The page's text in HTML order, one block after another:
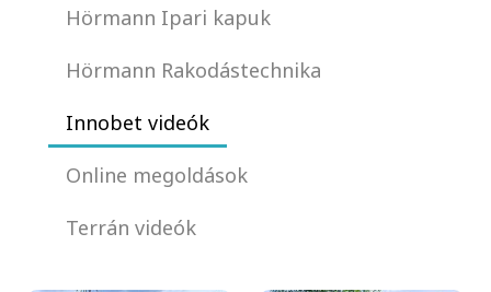
Hörmann Ipari kapuk
Hörmann Rakodástechnika
Innobet videók
Online megoldások
Terrán videók